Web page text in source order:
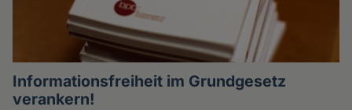
Informationsfreiheit im Grundgesetz
verankern!